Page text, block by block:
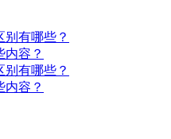
有哪些？
内容？
有哪些？
内容？